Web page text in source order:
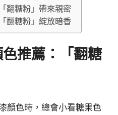
翻糖粉」帶來親密
翻糖粉」綻放暗香
推薦：「翻糖
顏色時，總會小看糖果色